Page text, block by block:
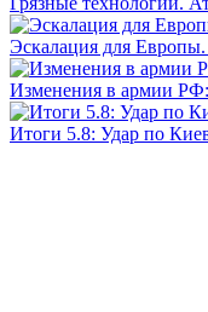
Эскалация для
Изменения в армии
Итоги 5.8: Удар по